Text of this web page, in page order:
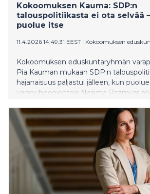
Kokoomuksen Kauma: SDP:n
talouspolitiikasta ei ota selvää
puolue itse
11.4.2026 14:49:31 EEST | Kokoomuksen
Kokoomuksen eduskuntaryhmän
Pia Kauman mukaan SDP:n
hajanaisuus paljastui jälleen, kun
varapuheenjohtaja Nasima Razmyar
vaikka Razmyar oli itse mukana sitä
työryhmässä. Samaan aikaan toinen
varapuheenjohtaja Matias Mäkynen
syrjään puoluejohdosta, vedoten
erityisesti puolueen talouspoliittisista